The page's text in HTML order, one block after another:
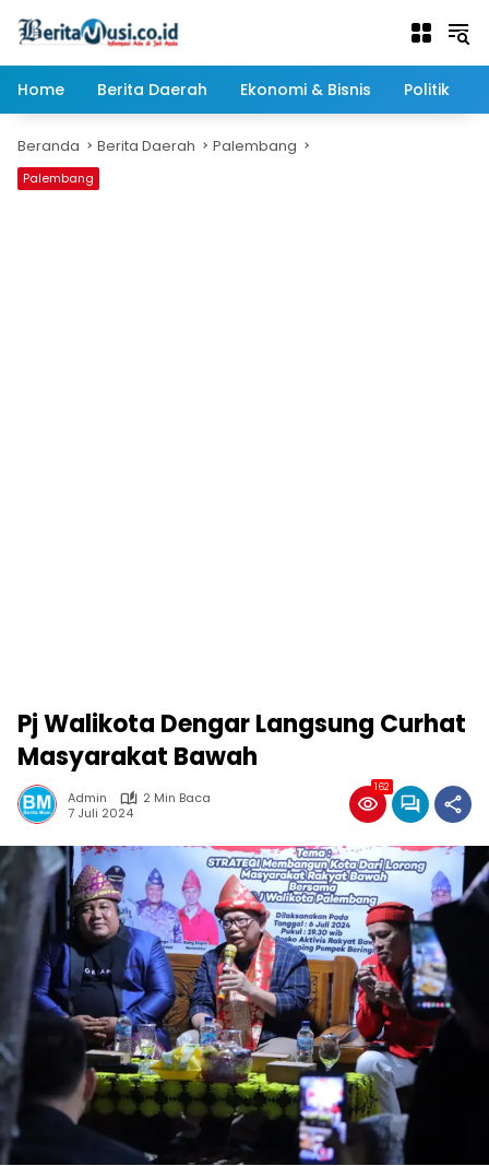
Home
Berita Daerah Ekonomi & Bisnis Politik
Beranda Berita Daerah Palembang
Palembang
Pj Walikota Dengar Langsung Curhat
Masyarakat Bawah
Admin
2 Min Baca
7 Juli 2024
162